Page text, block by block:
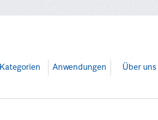
Kategorien Anwendungen Über uns